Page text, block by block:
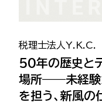
税理士法人Y.K.C.
50年の歴史と
場所——未経験
を担う、新風の